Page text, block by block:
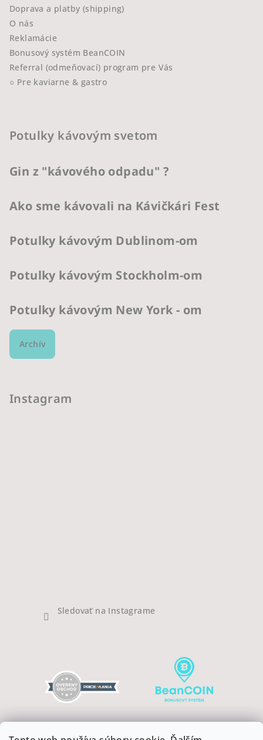
Doprava a platby (shipping)
O nás
Reklamácie
Bonusový systém BeanCOIN
Referral (odmeňovací) program pre Vás
○ Pre kaviarne & gastro
Potulky kávovým svetom
Gin z "kávového odpadu" ?
Ako sme kávovali na Kávičkári Fest
Potulky kávovým Dublinom-om
Potulky kávovým Stockholm-om
Potulky kávovým New York - om
Archív
Instagram
Sledovať na Instagrame